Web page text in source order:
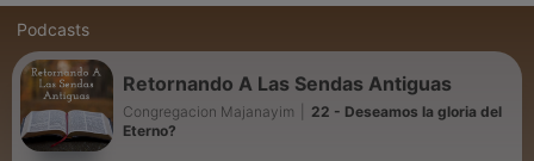
Podcasts
Retornando A Las Sendas Antiguas
Congregacion Majanayim
22 - Deseamos la gloria del
Eterno?